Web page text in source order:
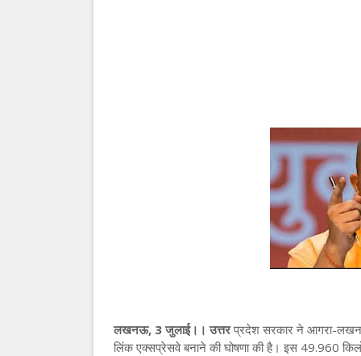
लखनऊ, 3 जुलाई।। उत्तरप्रदेश सरकार ने आगरा-
लिंक एक्सप्रेसवे बनाने की घोषणा की है। इस 49.960